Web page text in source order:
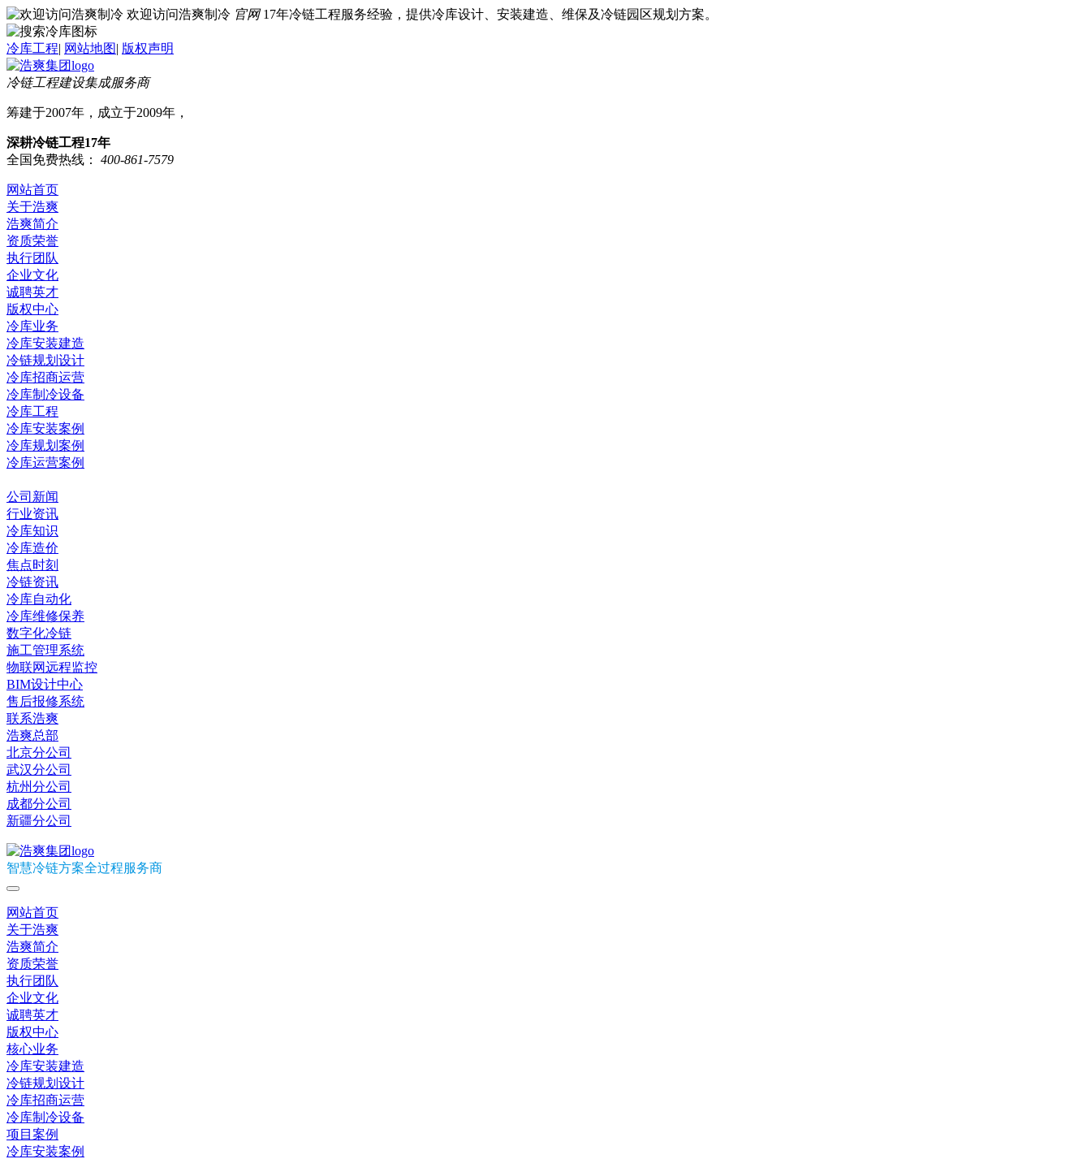
欢迎访问浩爽制冷 官网 17年冷链工程服务经验，提供冷库设计、安装建造、维保及冷链园区规划方案。
冷库工程| 网站地图| 版权声明
冷链工程建设集成服务商
筹建于2007年，成立于2009年，
深耕冷链工程17年
全国免费热线：
400-861-7579
网站首页
关于浩爽
浩爽简介
资质荣誉
执行团队
企业文化
诚聘英才
版权中心
冷库业务
冷库安装建造
冷链规划设计
冷库招商运营
冷库制冷设备
冷库工程
冷库安装案例
冷库规划案例
冷库运营案例
公司新闻
行业资讯
冷库知识
冷库造价
焦点时刻
冷链资讯
冷库自动化
冷库维修保养
数字化冷链
施工管理系统
物联网远程监控
BIM设计中心
售后报修系统
联系浩爽
浩爽总部
北京分公司
武汉分公司
杭州分公司
成都分公司
新疆分公司
智慧冷链方案全过程服务商
网站首页
关于浩爽
浩爽简介
资质荣誉
执行团队
企业文化
诚聘英才
版权中心
核心业务
冷库安装建造
冷链规划设计
冷库招商运营
冷库制冷设备
项目案例
冷库安装案例